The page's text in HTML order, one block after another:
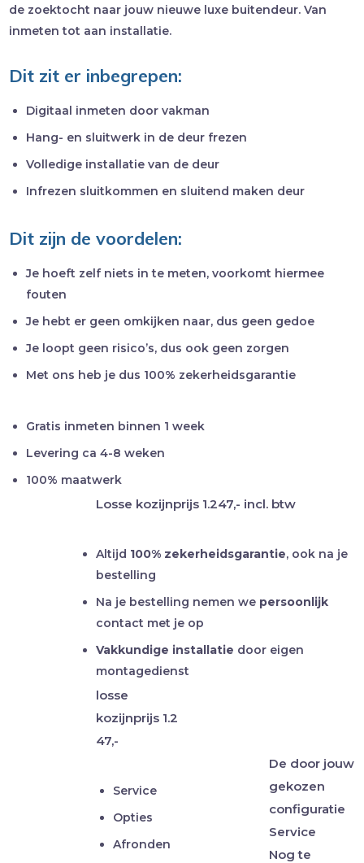
de zoektocht naar jouw nieuwe luxe buitendeur. Van
inmeten tot aan installatie.
Dit zit er inbegrepen:
Digitaal inmeten door vakman
Hang- en sluitwerk in de deur frezen
Volledige installatie van de deur
Infrezen sluitkommen en sluitend maken deur
Dit zijn de voordelen:
Je hoeft zelf niets in te meten, voorkomt hiermee
fouten
Je hebt er geen omkijken naar, dus geen gedoe
Je loopt geen risico’s, dus ook geen zorgen
Met ons heb je dus 100% zekerheidsgarantie
Gratis inmeten binnen 1 week
Levering ca 4-8 weken
100% maatwerk
Losse kozijnprijs1.247,- incl. btw
Altijd 100% zekerheidsgarantie, ook na je
bestelling
Na je bestelling nemen we persoonlijk
contact met je op
Vakkundige installatie door eigen
montagedienst
losse
kozijnprijs1.2
47,-
Service
Opties
Afronden
De door jouw
gekozen
configuratie
Service
Nog te